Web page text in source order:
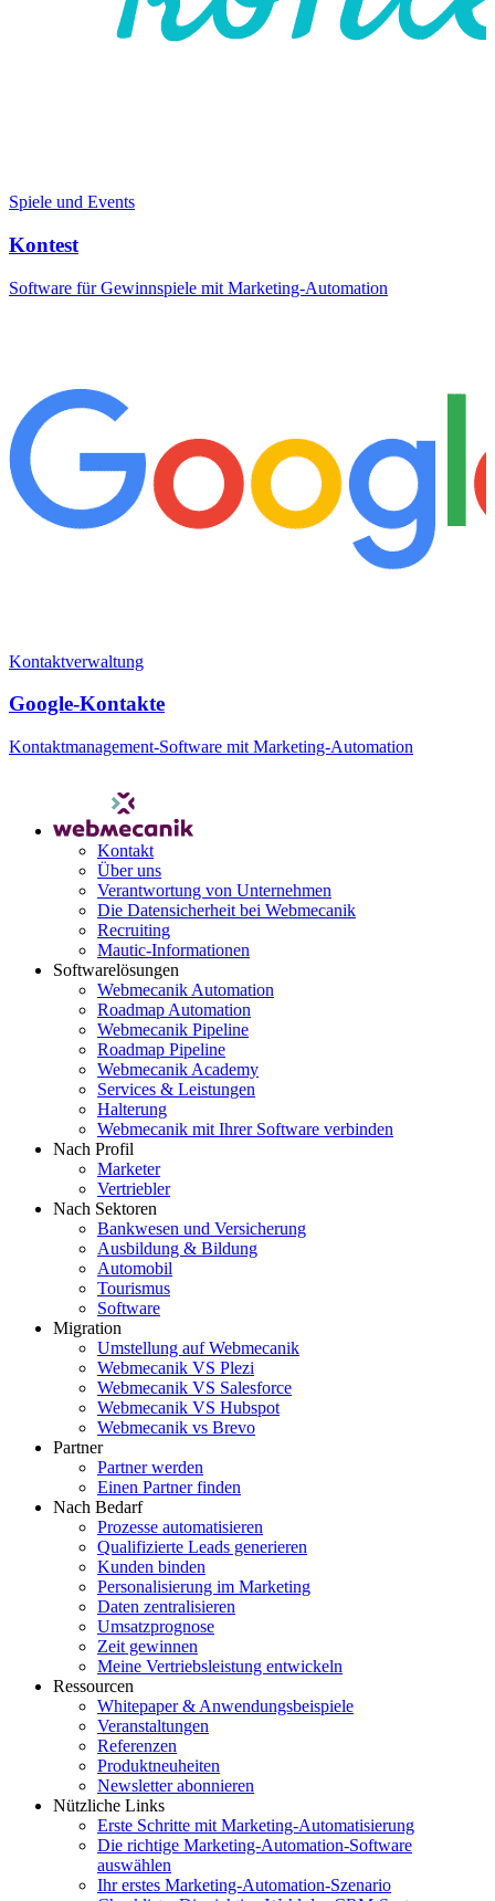
Spiele und Events
Kontest
Software für Gewinnspiele mit Marketing-Automation
Kontaktverwaltung
Google-Kontakte
Kontaktmanagement-Software mit Marketing-Automation
Kontakt
Über uns
Verantwortung von Unternehmen
Die Datensicherheit bei Webmecanik
Recruiting
Mautic-Informationen
Softwarelösungen
Webmecanik Automation
Roadmap Automation
Webmecanik Pipeline
Roadmap Pipeline
Webmecanik Academy
Services & Leistungen
Halterung
Webmecanik mit Ihrer Software verbinden
Nach Profil
Marketer
Vertriebler
Nach Sektoren
Bankwesen und Versicherung
Ausbildung & Bildung
Automobil
Tourismus
Software
Migration
Umstellung auf Webmecanik
Webmecanik VS Plezi
Webmecanik VS Salesforce
Webmecanik VS Hubspot
Webmecanik vs Brevo
Partner
Partner werden
Einen Partner finden
Nach Bedarf
Prozesse automatisieren
Qualifizierte Leads generieren
Kunden binden
Personalisierung im Marketing
Daten zentralisieren
Umsatzprognose
Zeit gewinnen
Meine Vertriebsleistung entwickeln
Ressourcen
Whitepaper & Anwendungsbeispiele
Veranstaltungen
Referenzen
Produktneuheiten
Newsletter abonnieren
Nützliche Links
Erste Schritte mit Marketing-Automatisierung
Die richtige Marketing-Automation-Software
auswählen
Ihr erstes Marketing-Automation-Szenario